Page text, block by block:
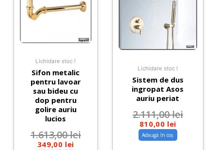
Lichidare stoc !
Sifon metalic
pentru lavoar
sau bideu cu
dop pentru
golire auriu
lucios
1.613,00lei
349,00 lei
Lichidare stoc !
Sistem de dus
ingropat Asos
auriu periat
2.111,00lei
810,00 lei
Adaugă în coș